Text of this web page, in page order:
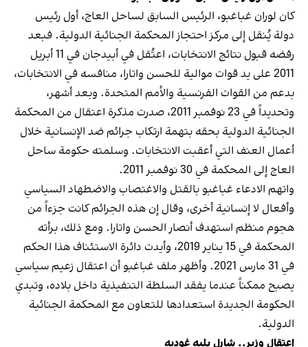
كان لوران غباغبو، الرئيس السابق لساحل العاج، أول رئيس
دولة يُنقل إلى مركز احتجاز المحكمة الجنائية الدولية. فبعد
رفضه قبول نتائج الانتخابات، اعتُقل في أبيدجان في 11 أبريل
2011 على يد قوات موالية للحسن واتارا، منافسه في الانتخابات،
بدعم من القوات الفرنسية والأمم المتحدة. وبعد أشهر،
وتحديداً في 23 نوفمبر 2011، صدرت مذكرة اعتقال من المحكمة
الجنائية الدولية بحقه بتهمة ارتكاب جرائم ضد الإنسانية خلال
أعمال العنف التي أعقبت الانتخابات. وسلمته حكومة ساحل
العاج إلى المحكمة في 30 نوفمبر 2011.
واتهم الادعاء غباغبو بالقتل والاغتصاب والاضطهاد السياسي
وأفعال لا إنسانية أخرى، وقال إن هذه الجرائم كانت جزءاً من
هجوم منظم استهدف أنصار الحسن واتارا. ومع ذلك، برأته
المحكمة في 15 يناير 2019، وأيدت دائرة الاستئناف هذا الحكم
في 31 مارس 2021. وأظهر ملف غباغبو أن اعتقال زعيم سياسي
يصبح ممكناً عندما يفقد السلطة التنفيذية داخل بلاده، وتبدي
الحكومة الجديدة استعدادها للتعاون مع المحكمة الجنائية
الدولية.
اعتقال وزير.. شارل بليه غوديه